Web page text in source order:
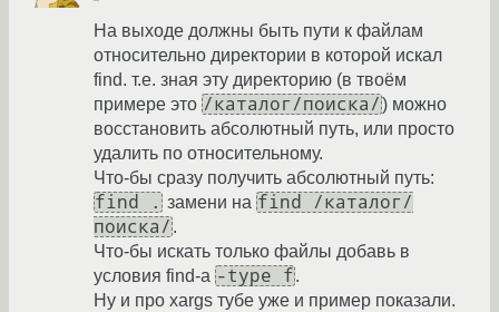
На выходе должны быть пути к файлам
относительно директории в которой искал
find. т.е. зная эту директорию (в твоём
примере это /каталог/поиска/) можно
восстановить абсолютный путь, или просто
удалить по относительному.
Что-бы сразу получить абсолютный путь:
find . замени на find /каталог/
поиска/ .
Что-бы искать только файлы добавь в
условия find-а -type f.
Ну и про xargs тубе уже и пример показали.